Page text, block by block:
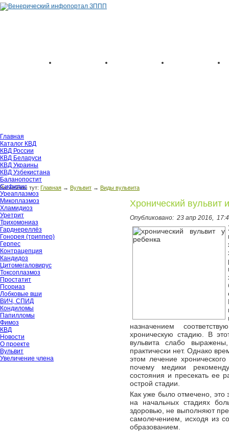
Главная
Каталог КВД
КВД России
КВД Беларуси
КВД Украины
КВД Узбекистана
Баланопостит
Сифилис
Уреаплазмоз
Микоплазмоз
Хламидиоз
Уретрит
Трихомониаз
Гарднереллёз
Гонорея (триппер)
Герпес
Контрацепция
Кандидоз
Цитомегаловирус
Токсоплазмоз
Простатит
Псориаз
Лобковые вши
ВИЧ, СПИД
Кондиломы
Папилломы
Фимоз
КВД
Новости
О проекте
Вульвит
Увеличение члена
Вы сейчас тут: Главная → Вульвит → Виды вульвита
Хронический вульвит
Опубликовано: 23 апр 2016,
назначением
хроническую стадию. В
вульвита слабо
практически нет. Однако
этом лечение
почему медики
состояния и пресекать ее
острой стадии.
Как уже было отмечено, это
на начальных стадиях
здоровью, не выполняют
самолечением, исходя из
образованием.